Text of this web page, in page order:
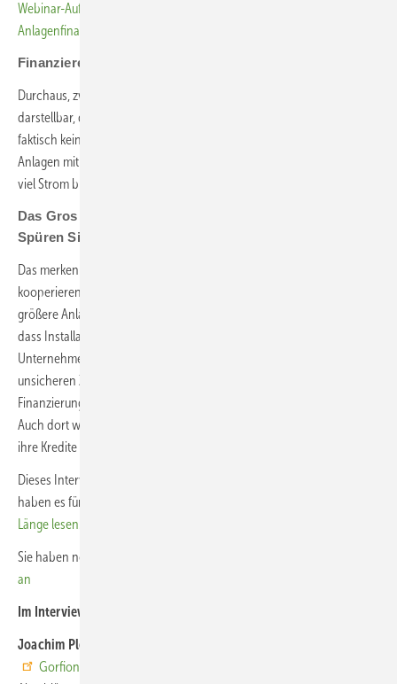
Webinar-Aufzeichnung: Wie bieten Solar-Fachbetriebe eine
Anlagenfinanzierung ohne Risiko an?
Finanzieren Sie auch größere Anlagen?
Durchaus, zwischen 400 und 600 Kilowatt. Dann ist es wirtschaftlich
darstellbar, die Direktvermarktung zu integrieren. Deshalb haben wir
faktisch keine Anlagen zwischen 100 und 150 Kilowatt. Auch große
Anlagen mit 600 Kilowatt sind für manche Firmen lukrativ, weil sie sehr
viel Strom brauchen.
Das Gros der Anfragen kommt über Installateure.
Spüren Sie wachsendes Interesse für C&I-Projekte?
Das merken wir sehr stark bei den Installateuren, mit denen wir
kooperieren. Die Nachfrage steigt, immer mehr Kunden wollen
größere Anlagen bauen. Aber mittlerweile wird auch dort erwartet,
dass Installateure eine Art der Finanzierung mit anbieten. Die
Unternehmen kennen das vom Maschinenleasing und wollen das in
unsicheren Zeiten auch bei der Photovoltaik sehen. Bei der
Finanzierung von privaten Anlagen gibt es diesen Trend schon länger.
Auch dort werden Finanzprodukte immer wichtiger, zumal die Banken
ihre Kredite nur sehr zögerlich ausreichen. (HS, gekürzt)
Dieses Interview erschien im Novemberheft der
haben es für Sie freigestellt.
Länge lesen.
Sie haben noch kein Abonnement?
an
Im Interview
Joachim Plesch
Gorfion Green Energy GmbH aus Konstanz